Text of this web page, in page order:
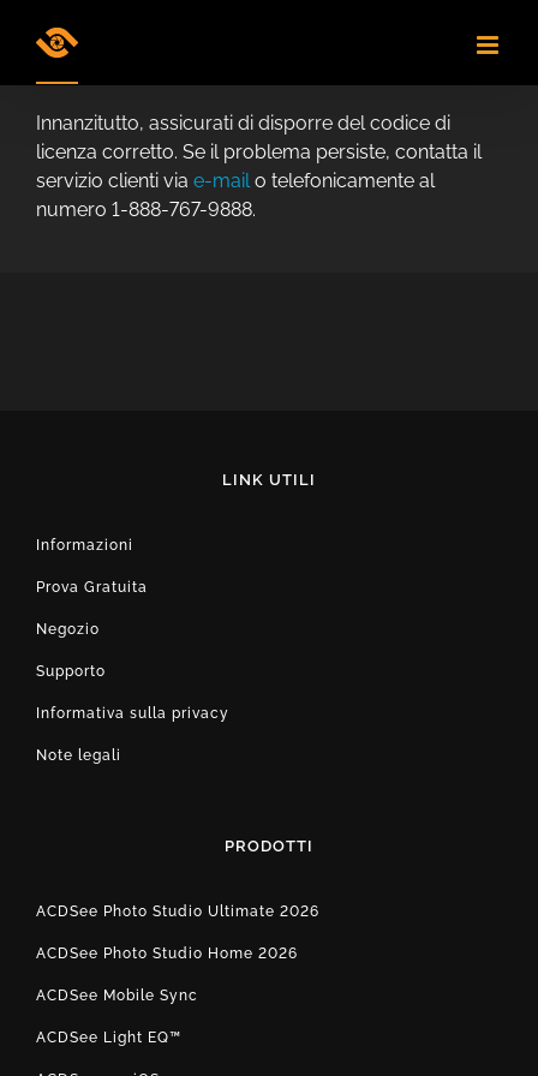
Innanzitutto, assicurati di disporre del codice di
licenza corretto. Se il problema persiste, contatta il
servizio clienti via e-mailo telefonicamente al
numero 1-888-767-9888.
LINK UTILI
Informazioni
Prova Gratuita
Negozio
Supporto
Informativa sulla privacy
Note legali
PRODOTTI
ACDSee Photo Studio Ultimate 2026
ACDSee Photo Studio Home 2026
ACDSee Mobile Sync
ACDSee Light EQ™